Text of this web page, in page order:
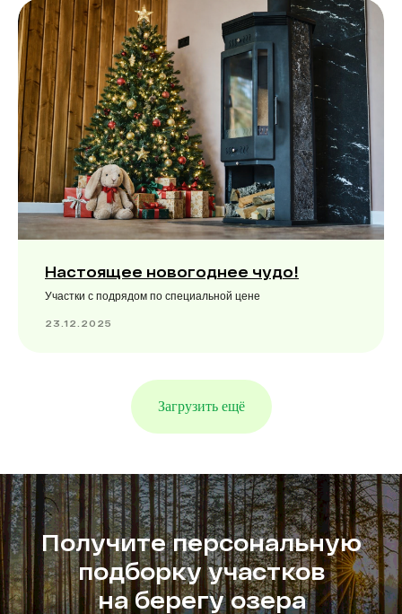
Настоящее новогоднее чудо!
Участки с подрядом по специальной цене
23.12.2025
Загрузить ещё
Получите персональную
подборку участков
на берегу озера